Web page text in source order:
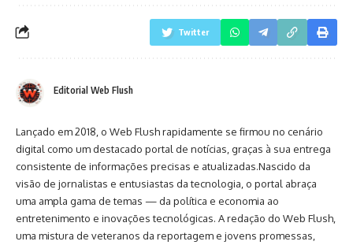
Twitter
Editorial Web Flush
Lançado em 2018, o Web Flush rapidamente se firmou no cenário
digital como um destacado portal de notícias, graças à sua entrega
consistente de informações precisas e atualizadas.Nascido da
visão de jornalistas e entusiastas da tecnologia, o portal abraça
uma ampla gama de temas — da política e economia ao
entretenimento e inovações tecnológicas. A redação do Web Flush,
uma mistura de veteranos da reportagem e jovens promessas,